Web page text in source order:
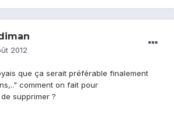
2012
que ça serait préférable finalement
comment on fait pour
supprimer ?